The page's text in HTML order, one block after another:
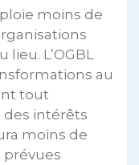
moins de
L’OGBL
au
tout
intérêts
moins de
prévues